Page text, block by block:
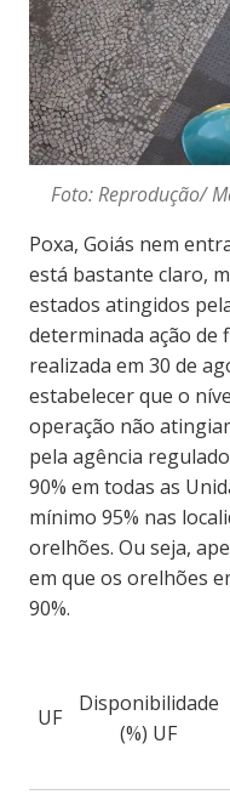
Foto: Reprodução/
Poxa, Goiás nem
está bastante claro,
estados atingidos
determinada ação de
realizada em 30 de
estabelecer que o
operação não
pela agência
90% em todas as
mínimo 95% nas
orelhões. Ou seja,
em que os orelhões
90%.
UF
Disponibilidade
(%) UF